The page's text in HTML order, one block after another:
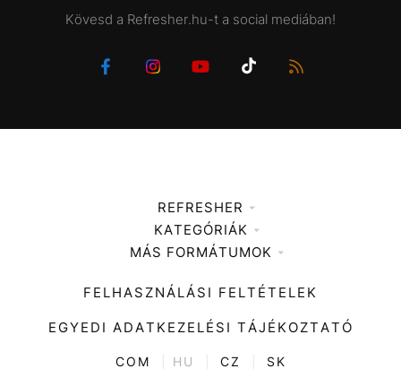
Kövesd a Refresher.hu-t a social mediában!
REFRESHER
Médiaajánlat
KATEGÓRIÁK
Zene
Divat
Kultúra
ENTR
MÁS FORMÁTUMOK
FELHASZNÁLÁSI FELTÉTELEK
EGYEDI ADATKEZELÉSI TÁJÉKOZTATÓ
COM HU CZ SK